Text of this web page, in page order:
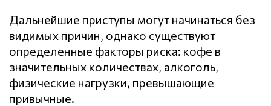
Дальнейшие приступы могут начинаться без
видимых причин, однако существуют
определенные факторы риска: кофе в
значительных количествах, алкоголь,
физические нагрузки, превышающие
привычные.